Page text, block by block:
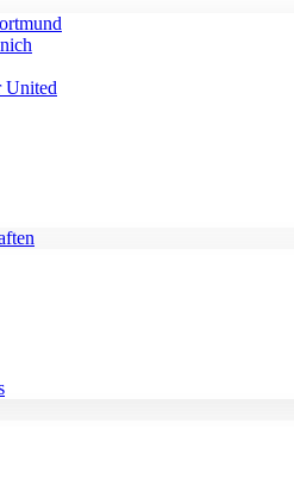
United